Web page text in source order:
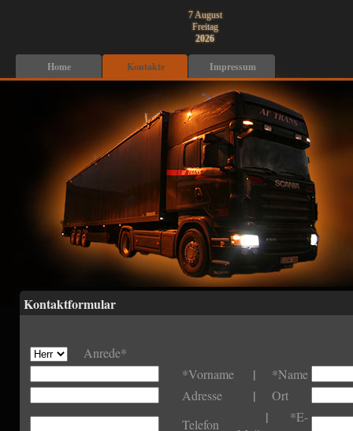
Home Kontakte Impressum
7 August
Freitag
2026
Kontaktformular
Anrede*
*Vorname
| *Name
Adresse
| Ort
Telefon
| *E-